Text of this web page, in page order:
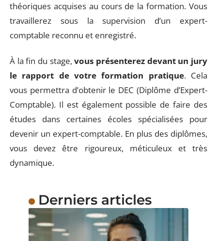
théoriques acquises au cours de la formation. Vous
travaillerez sous la supervision d’un expert-
comptable reconnu et enregistré.
À la fin du stage,vous présenterez devant un jury
le rapport de votre formation pratique. Cela
vous permettra d’obtenir le DEC (Diplôme d’Expert-
Comptable). Il est également possible de faire des
études dans certaines écoles spécialisées pour
devenir un expert-comptable. En plus des diplômes,
vous devez être rigoureux, méticuleux et très
dynamique.
Derniers articles